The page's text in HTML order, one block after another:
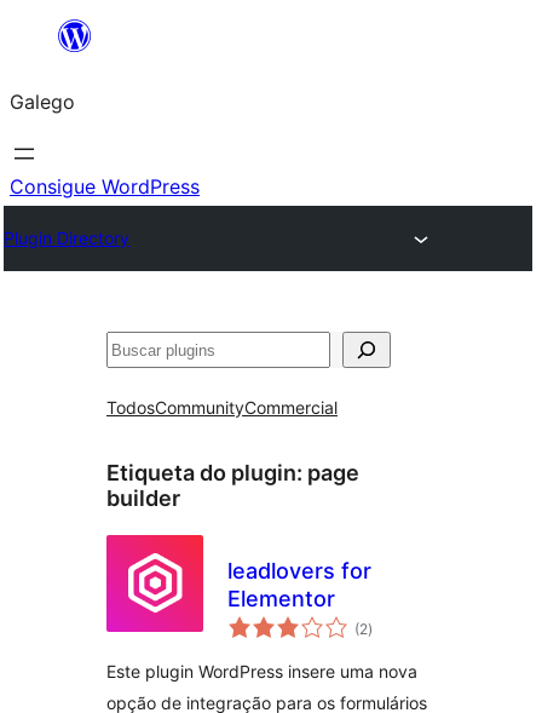
Saltar
contido
Galego
Consigue WordPress
Plugin Directory
Buscar
TodosCommunityCommercial
Etiqueta do plugin: page
builder
leadlovers for
Elementor
(2valoracións
totais
)
Este plugin WordPress insere uma nova
opção de integração para os formulários